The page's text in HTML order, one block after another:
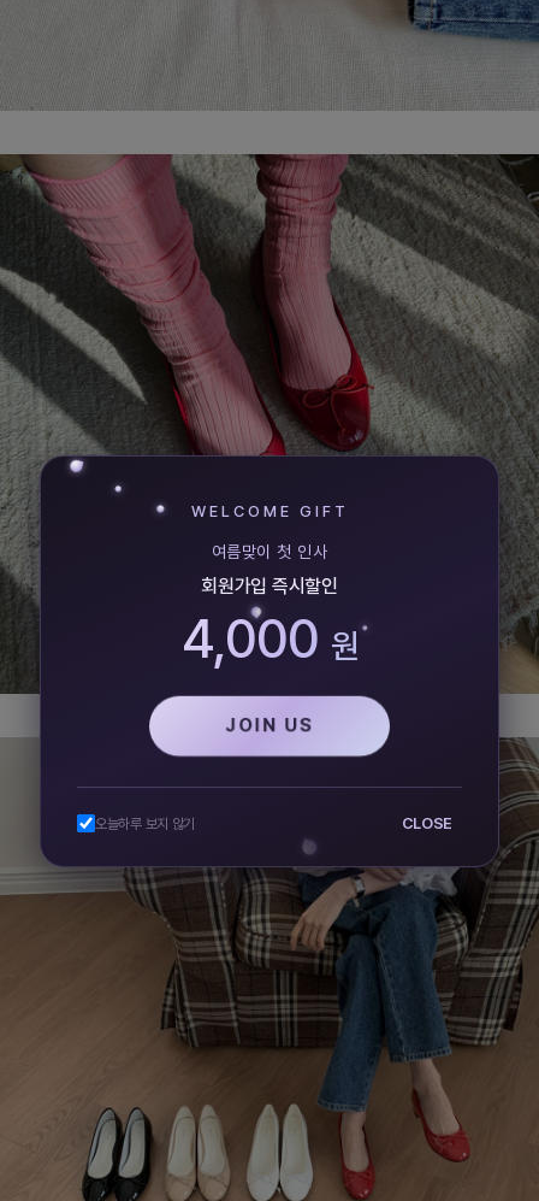
WELCOME GIFT
여름맞이 첫 인사
회원가입 즉시할인
4,000 원
JOIN US
오늘하루 보지 않기 CLOSE